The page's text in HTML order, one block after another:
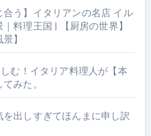
合う】イタリアンの名店 イル
料理王国 | 【厨房の世界】
】
む！イタリア料理人が【本
みた。
出しすぎてほんまに申し訳